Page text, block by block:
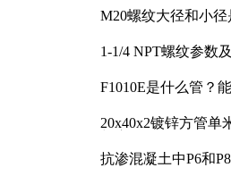
M20螺纹大径和小径
1-1/4 NPT螺纹参数
F1010E是什么管？
20x40x2镀锌方管单
抗渗混凝土中P6和